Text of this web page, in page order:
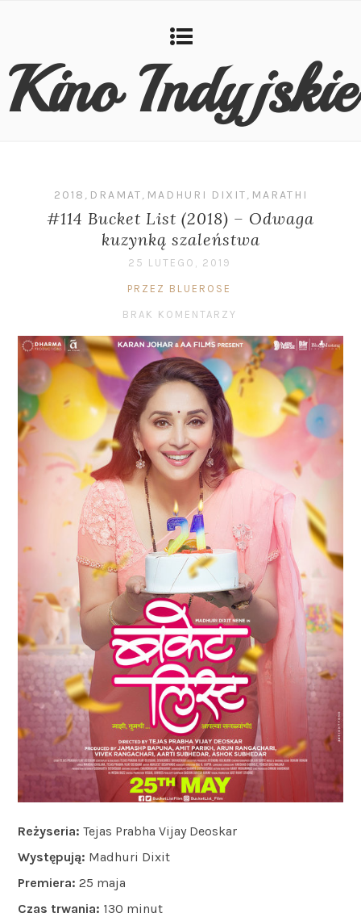
Kino Indyjskie
2018 , DRAMAT, MADHURI DIXIT, MARATHI
#114 Bucket List (2018) – Odwaga
kuzynką szaleństwa
25 LUTEGO, 2019
PRZEZ BLUEROSE
BRAK KOMENTARZY
Reżyseria: Tejas Prabha Vijay Deoskar
Występują: Madhuri Dixit
Premiera: 25 maja
Czas trwania: 130 minut